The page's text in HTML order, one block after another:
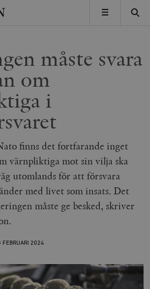
MENY
måste svara
om
i
finns det fortfarande inget
värnpliktiga mot sin vilja ska
utomlands för att försvara
med livet som insats. Det
måste ge besked, skriver
FEBRUARI 2024